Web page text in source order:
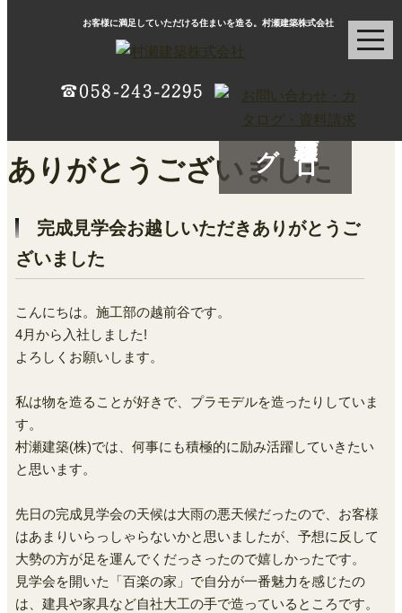
お客様に満足していただける住まいを造る。村瀬建築株式会社
村瀬建築ブ
ロ
グ
完成見学会お越しいただきありがとうご
ざいました
こんにちは。施工部の越前谷です。
4月から入社しました!
よろしくお願いします。
私は物を造ることが好きで、プラモデルを造ったりしていま
す。
村瀬建築(株)では、何事にも積極的に励み活躍していきたい
と思います。
先日の完成見学会の天候は大雨の悪天候だったので、お客様
はあまりいらっしゃらないかと思いましたが、予想に反して
大勢の方が足を運んでくだっさったので嬉しかったです。
見学会を開いた「百楽の家」で自分が一番魅力を感じたの
は、建具や家具など自社大工の手で造っているところです。